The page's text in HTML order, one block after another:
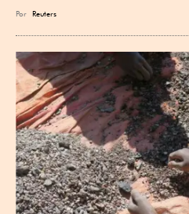
Por Reuters